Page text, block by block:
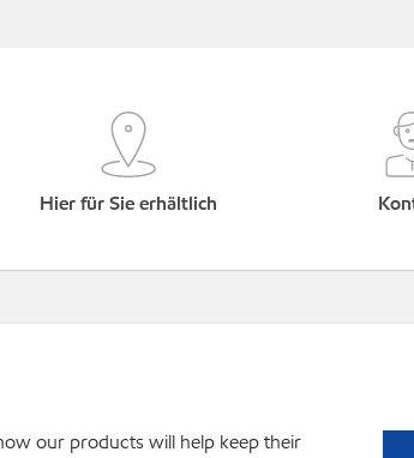
Hier für Sie erhältlich
our products will help keep their